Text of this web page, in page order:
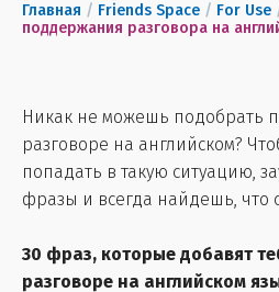
Главная / Friends Space / For Use
поддержания разговора на
Никак не можешь подобрать
разговоре на английском?
попадать в такую ситуацию,
фразы и всегда найдешь, что
30 фраз, которые добавят
разговоре на английском